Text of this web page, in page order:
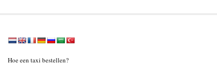
Hoe een taxi bestellen?